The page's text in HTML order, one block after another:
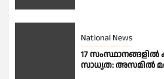
National News
17
സാധ്യത: അസമിൽ